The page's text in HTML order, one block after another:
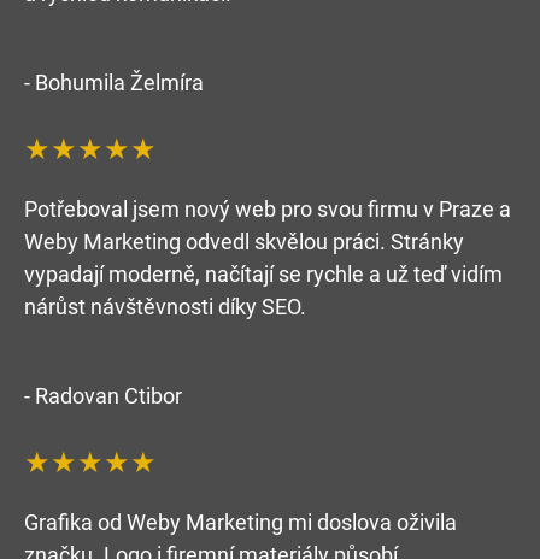
- Bohumila Želmíra
★★★★★
Potřeboval jsem nový web pro svou firmu v Praze a
Weby Marketing odvedl skvělou práci. Stránky
vypadají moderně, načítají se rychle a už teď vidím
nárůst návštěvnosti díky SEO.
- Radovan Ctibor
★★★★★
Grafika od Weby Marketing mi doslova oživila